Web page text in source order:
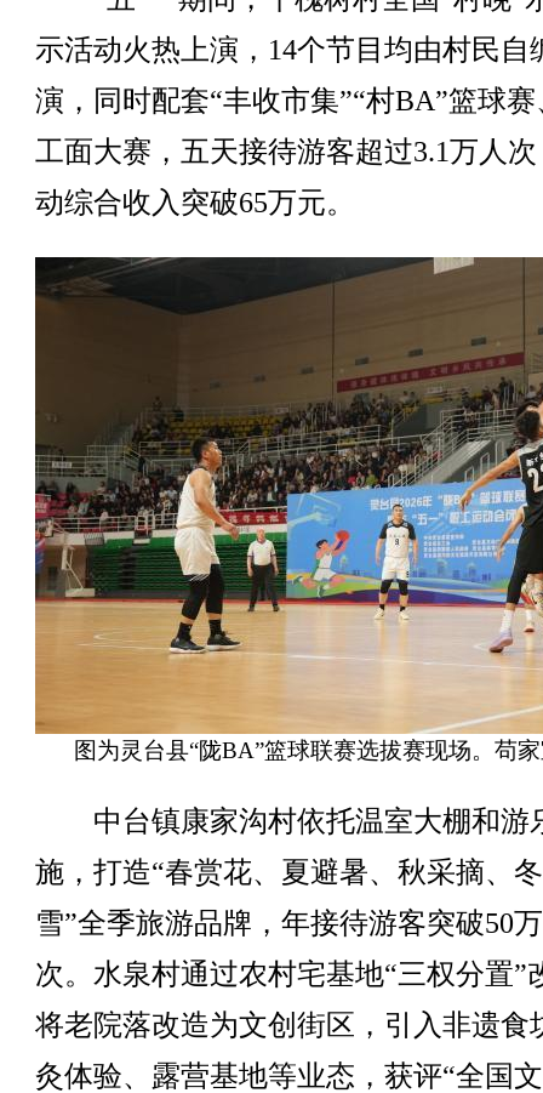
示活动火热上演，14个节目均由村民自
演，同时配套“丰收市集”“村BA”篮球
工面大赛，五天接待游客超过3.1万人
动综合收入突破65万元。
图为灵台县“陇BA”篮球联赛选拔赛现场。苟
中台镇康家沟村依托温室大棚和游
施，打造“春赏花、夏避暑、秋采摘、
雪”全季旅游品牌，年接待游客突破50
次。水泉村通过农村宅基地“三权分置”
将老院落改造为文创街区，引入非遗食
灸体验、露营基地等业态，获评“全国